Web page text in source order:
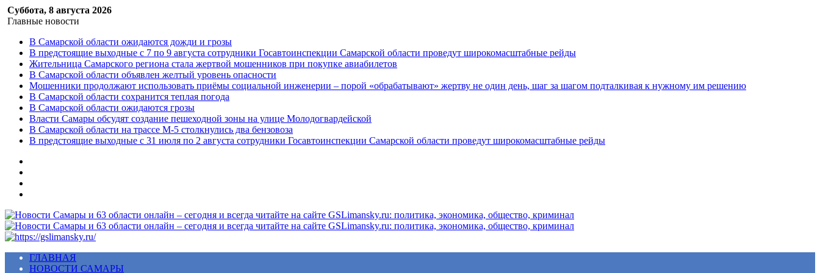
Суббота, 8 августа 2026
Главные новости
В Самарской области ожидаются дожди и грозы
В предстоящие выходные с 7 по 9 августа сотрудники Госавтоинспекции Самарской области проведут широкомасштабные рейды
Жительница Самарского региона стала жертвой мошенников при покупке авиабилетов
В Самарской области объявлен желтый уровень опасности
Мошенники продолжают использовать приёмы социальной инженерии – порой «обрабатывают» жертву не один день, шаг за шагом подталкивая к нужному им решению
В Самарской области сохранится теплая погода
В Самарской области ожидаются грозы
Власти Самары обсудят создание пешеходной зоны на улице Молодогвардейской
В Самарской области на трассе М-5 столкнулись два бензовоза
В предстоящие выходные с 31 июля по 2 августа сотрудники Госавтоинспекции Самарской области проведут широкомасштабные рейды
Меню
ГЛАВНАЯ
НОВОСТИ САМАРЫ